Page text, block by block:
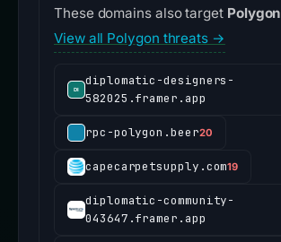
These domains also target Polygon
View all Polygon threats →
diplomatic-designers-
582025.framer.app
rpc-polygon.beer20
capecarpetsupply.com19
diplomatic-community-
043647.framer.app